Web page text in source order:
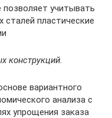
позволяет учитывать
сталей пластические
конструкций.
вариантного
анализа с
упрощения заказа